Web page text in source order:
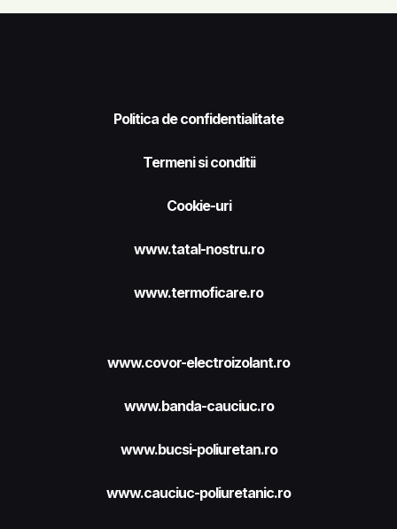
Politica de confidentialitate
Termeni si conditii
Cookie-uri
www.tatal-nostru.ro
www.termoficare.ro
www.covor-electroizolant.ro
www.banda-cauciuc.ro
www.bucsi-poliuretan.ro
www.cauciuc-poliuretanic.ro